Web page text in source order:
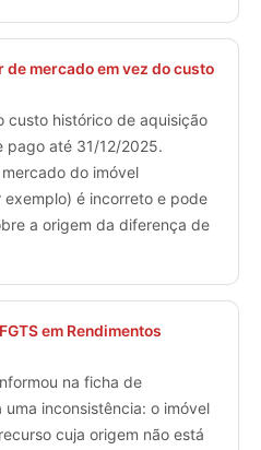
de mercado em vez do custo
custo histórico de aquisição
até 31/12/2025.
do imóvel
é incorreto e pode
a origem da diferença de
em Rendimentos
na ficha de
uma inconsistência: o imóvel
cuja origem não está